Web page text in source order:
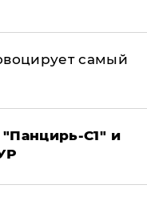
самый
С1" и